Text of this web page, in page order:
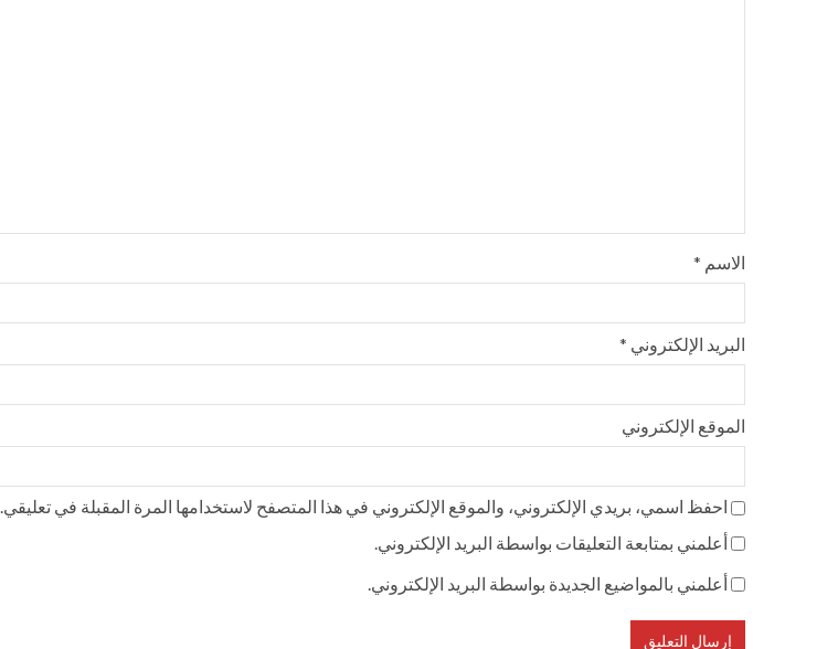
الاسم *
البريد الإلكتروني *
الموقع الإلكتروني
احفظ اسمي، بريدي الإلكتروني، والموقع الإلكتروني في هذا المتصفح لاستخدامها المرة المقبلة في تعليقي.
أعلمني بمتابعة التعليقات بواسطة البريد الإلكتروني.
أعلمني بالمواضيع الجديدة بواسطة البريد الإلكتروني.